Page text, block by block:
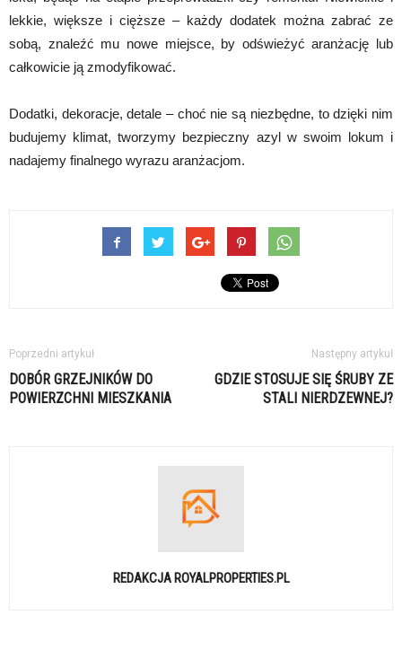
lekkie, większe i cięższe – każdy dodatek można zabrać ze
sobą, znaleźć mu nowe miejsce, by odświeżyć aranżację lub
całkowicie ją zmodyfikować.
Dodatki, dekoracje, detale – choć nie są niezbędne, to dzięki nim
budujemy klimat, tworzymy bezpieczny azyl w swoim lokum i
nadajemy finalnego wyrazu aranżacjom.
Poprzedni artykuł
DOBÓR GRZEJNIKÓW DO
POWIERZCHNI MIESZKANIA
Następny artykuł
GDZIE STOSUJE SIĘ ŚRUBY ZE
STALI NIERDZEWNEJ?
REDAKCJA ROYALPROPERTIES.PL